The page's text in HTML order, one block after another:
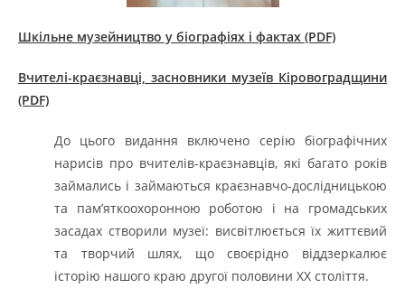
Шкільне музейництво у біографіях і фактах (PDF)
Вчителі-краєзнавці, засновники музеїв Кіровоградщини
(PDF)
До цього видання включено серію біографічних
нарисів про вчителів-краєзнавців, які багато років
займались і займаються краєзнавчо-дослідницькою
та пам’яткоохоронною роботою і на громадських
засадах створили музеї: висвітлюється їх життєвий
та творчий шлях, що своєрідно віддзеркалює
історію нашого краю другої половини ХХ століття.